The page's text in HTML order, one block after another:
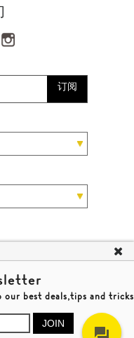
订阅
司
our best deals,tips and tricks
JOIN